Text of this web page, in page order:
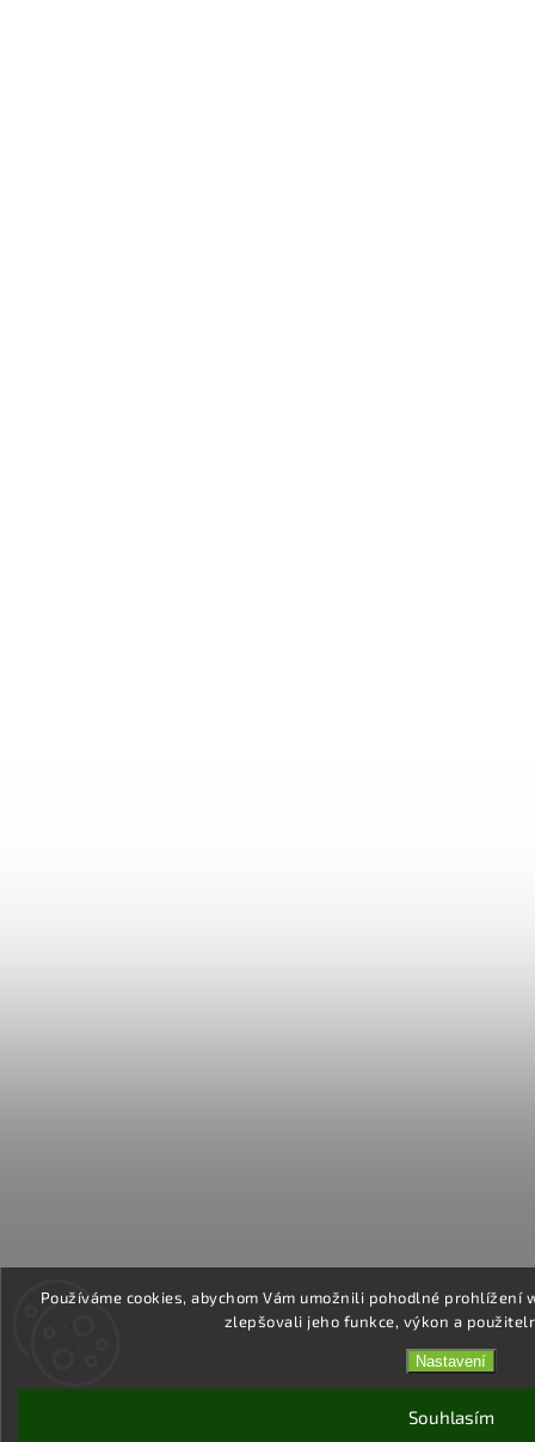
Používáme cookies, abychom Vám umožnili pohodlné
zlepšovali jeho funkce, výkon a
Nastavení
Souhlasím